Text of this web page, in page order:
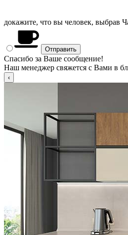
докажите, что вы человек, выбрав
Спасибо за Ваше сообщение!
Наш менеджер свяжется с Вами в